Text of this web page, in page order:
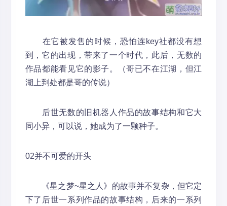
在它被发售的时候，恐怕连key社都没有想
到，它的出现，带来了一个时代，此后，无数的
作品都能看见它的影子。（哥已不在江湖，但江
湖上到处都是哥的传说）
后世无数的旧机器人作品的故事结构和它大
同小异，可以说，她成为了一颗种子。
02并不可爱的开头
《星之梦~星之人》的故事并不复杂，但它定
下了后世一系列作品的故事结构，后来的一系列